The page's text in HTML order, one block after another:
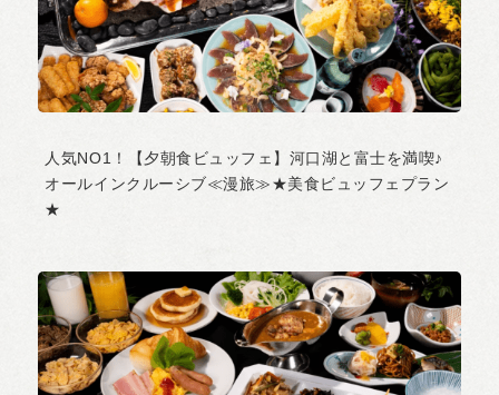
人気NO1！【夕朝食ビュッフェ】河口湖と富士を満喫♪
オールインクルーシブ≪漫旅≫★美食ビュッフェプラン
★